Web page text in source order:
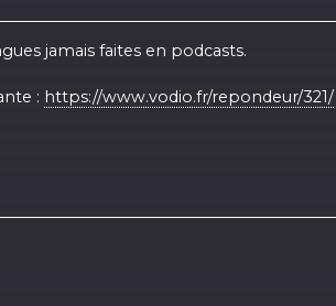
jamais faites en podcasts.
: https://www.vodio.fr/repondeur/321/